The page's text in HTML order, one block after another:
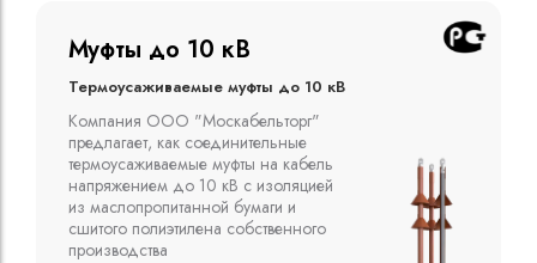
Муфты до 10 кВ
Термоусаживаемые муфты до 10 кВ
Компания ООО "Москабельторг"
предлагает, как соединительные
термоусаживаемые муфты на кабель
напряжением до 10 кВ с изоляцией
из маслопропитанной бумаги и
сшитого полиэтилена собственного
производства